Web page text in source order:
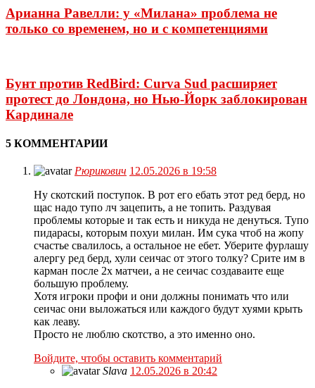
Арианна Равелли: у «Милана» проблема не
только со временем, но и с компетенциями
Бунт против RedBird: Curva Sud расширяет
протест до Лондона, но Нью-Йорк заблокирован
Кардинале
5 КОММЕНТАРИИ
Рюрикович 12.05.2026 в 19:58
Ну скотский поступок. В рот его ебать этот ред берд, но
щас надо тупо лч зацепить, а не топить. Раздувая
проблемы которые и так есть и никуда не денуться. Тупо
пидарасы, которым похуи милан. Им сука чтоб на жопу
счастье свалилось, а остальное не ебет. Уберите фурлашу
алергу ред берд, хули сеичас от этого толку? Срите им в
карман после 2х матчеи, а не сеичас создаваите еще
большую проблему.
Хотя игроки профи и они должны понимать что или
сеичас они выложаться или каждого будут хуями крыть
как леаву.
Просто не люблю скотство, а это именно оно.
Войдите, чтобы оставить комментарий
Slava 12.05.2026 в 20:42